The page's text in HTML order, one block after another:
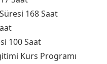
168 Saat
100 Saat
Kurs Programı